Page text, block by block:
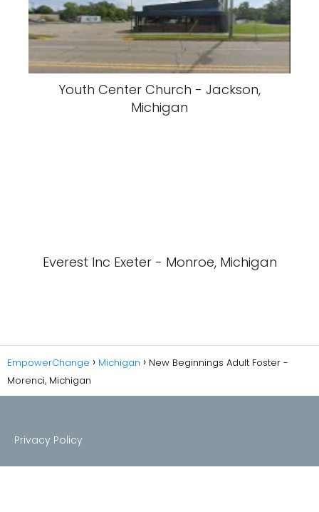
Youth Center Church - Jackson,
Michigan
Everest Inc Exeter - Monroe, Michigan
EmpowerChange Michigan
New Beginnings Adult Foster -
Morenci, Michigan
Privacy Policy